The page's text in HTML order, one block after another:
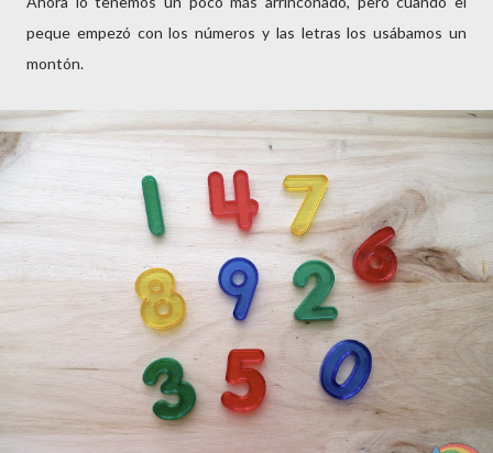
peque empezó con los números y las letras los usábamos un
montón.